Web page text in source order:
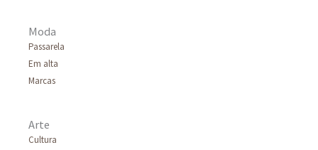
Moda
Passarela
Em alta
Marcas
Arte
Cultura